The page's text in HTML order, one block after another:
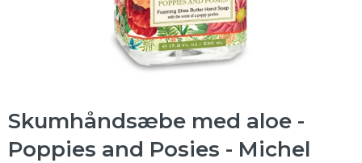
Skumhåndsæbe med aloe -
Poppies and Posies - Michel